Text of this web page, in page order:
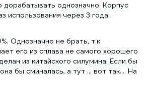
дорабатывать однозначно. Корпус
использования через 3 года.
Однозначно не брать, т.к
его из сплава не самого хорошего
из китайского силумина. Если бы
бы сминалась, а тут ... вот так.... На